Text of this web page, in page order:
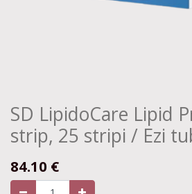
SD LipidoCare Lipid
strip, 25 stripi / Ezi
84.10 €